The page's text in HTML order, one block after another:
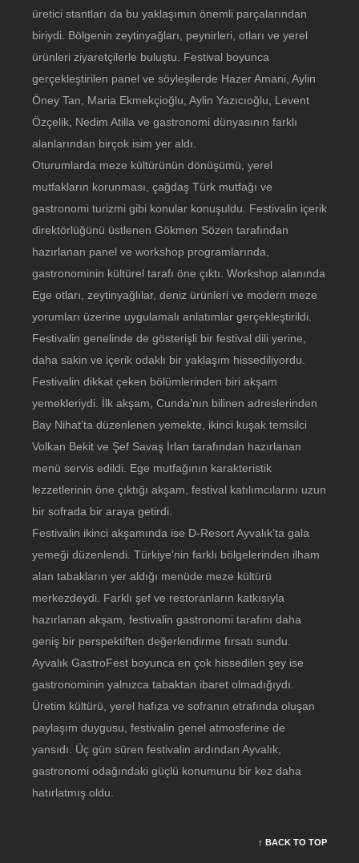
üretici stantları da bu yaklaşımın önemli parçalarından
biriydi. Bölgenin zeytinyağları, peynirleri, otları ve yerel
ürünleri ziyaretçilerle buluştu. Festival boyunca
gerçekleştirilen panel ve söyleşilerde Hazer Amani, Aylin
Öney Tan, Maria Ekmekçioğlu, Aylin Yazıcıoğlu, Levent
Özçelik, Nedim Atilla ve gastronomi dünyasının farklı
alanlarından birçok isim yer aldı.
Oturumlarda meze kültürünün dönüşümü, yerel
mutfakların korunması, çağdaş Türk mutfağı ve
gastronomi turizmi gibi konular konuşuldu. Festivalin içerik
direktörlüğünü üstlenen Gökmen Sözen tarafından
hazırlanan panel ve workshop programlarında,
gastronominin kültürel tarafı öne çıktı. Workshop alanında
Ege otları, zeytinyağlılar, deniz ürünleri ve modern meze
yorumları üzerine uygulamalı anlatımlar gerçekleştirildi.
Festivalin genelinde de gösterişli bir festival dili yerine,
daha sakin ve içerik odaklı bir yaklaşım hissediliyordu.
Festivalin dikkat çeken bölümlerinden biri akşam
yemekleriydi. İlk akşam, Cunda’nın bilinen adreslerinden
Bay Nihat’ta düzenlenen yemekte, ikinci kuşak temsilci
Volkan Bekit ve Şef Savaş İrlan tarafından hazırlanan
menü servis edildi. Ege mutfağının karakteristik
lezzetlerinin öne çıktığı akşam, festival katılımcılarını uzun
bir sofrada bir araya getirdi.
Festivalin ikinci akşamında ise D-Resort Ayvalık’ta gala
yemeği düzenlendi. Türkiye’nin farklı bölgelerinden ilham
alan tabakların yer aldığı menüde meze kültürü
merkezdeydi. Farklı şef ve restoranların katkısıyla
hazırlanan akşam, festivalin gastronomi tarafını daha
geniş bir perspektiften değerlendirme fırsatı sundu.
Ayvalık GastroFest boyunca en çok hissedilen şey ise
gastronominin yalnızca tabaktan ibaret olmadığıydı.
Üretim kültürü, yerel hafıza ve sofranın etrafında oluşan
paylaşım duygusu, festivalin genel atmosferine de
yansıdı. Üç gün süren festivalin ardından Ayvalık,
gastronomi odağındaki güçlü konumunu bir kez daha
hatırlatmış oldu.
↑ BACK TO TOP